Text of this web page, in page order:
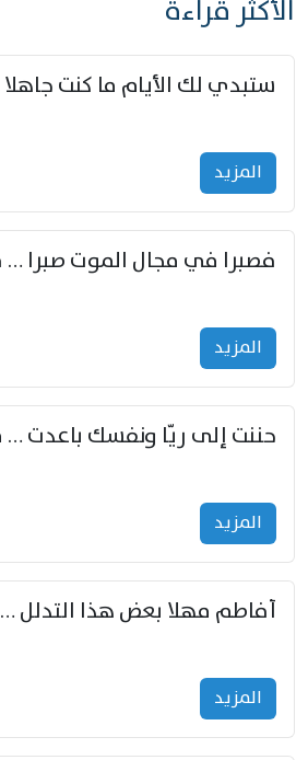
الأكثر قراءة
المزید
المزید
المزید
المزید